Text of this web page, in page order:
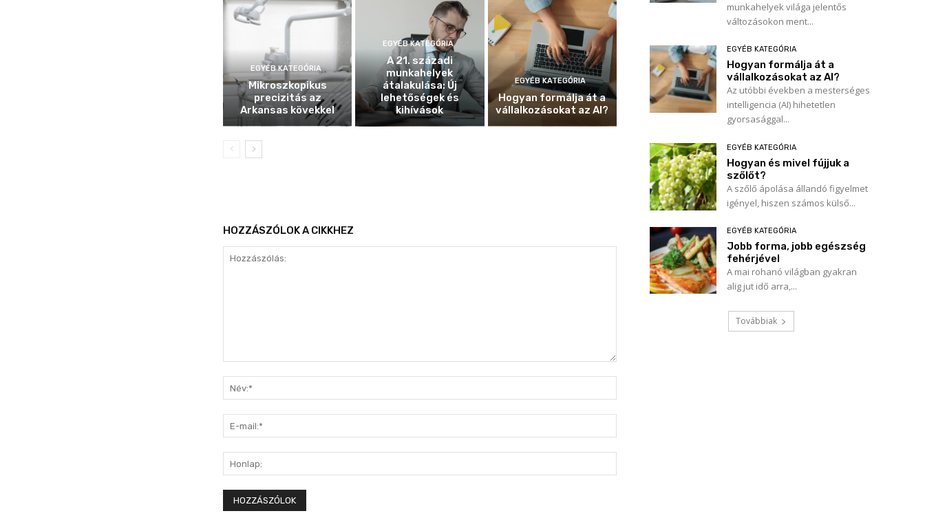
EGYÉB KATEGÓRIA
Mikroszkopikus
precizitás az
Arkansas kövekkel
EGYÉB KATEGÓRIA
A 21. századi
munkahelyek
átalakulása: Új
lehetőségek és
kihívások
EGYÉB KATEGÓRIA
Hogyan formálja át a
vállalkozásokat az AI?
HOZZÁSZÓLOK A CIKKHEZ
mail:*
munkahelyek világa jelentős
változásokon ment...
EGYÉB KATEGÓRIA
Hogyan formálja át a
vállalkozásokat az AI?
Az utóbbi években a mesterséges
intelligencia (AI) hihetetlen
gyorsasággal...
EGYÉB KATEGÓRIA
Hogyan és mivel fújjuk a
szőlőt?
A szőlő ápolása állandó figyelmet
igényel, hiszen számos külső...
EGYÉB KATEGÓRIA
Jobb forma, jobb egészség
fehérjével
A mai rohanó világban gyakran
alig jut idő arra,...
Továbbiak